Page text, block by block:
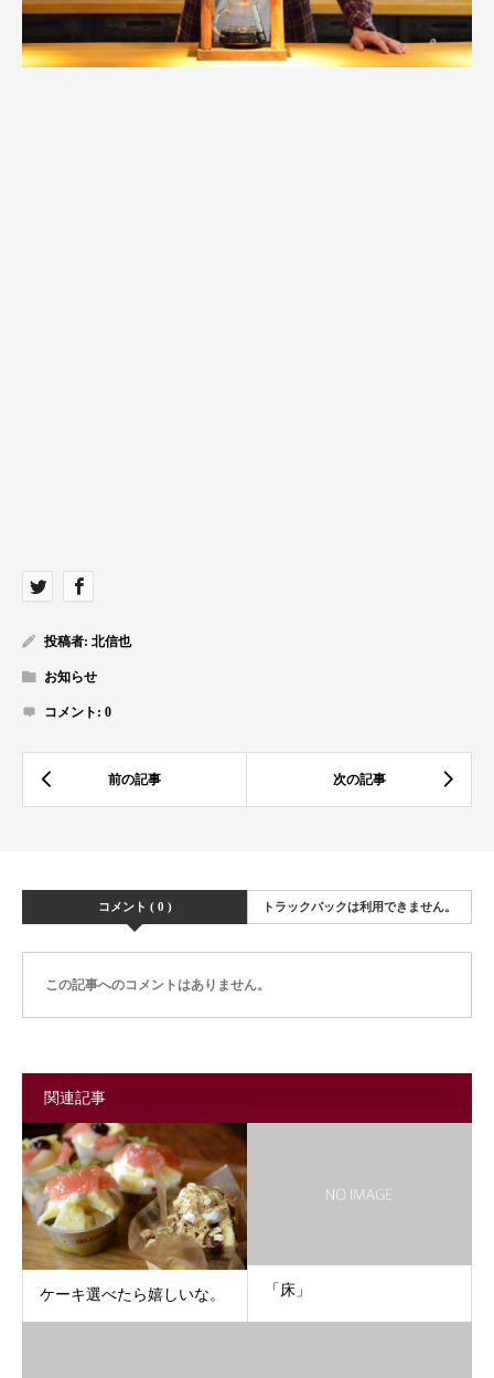
投稿者: 北信也
お知らせ
コメント: 0
コメント ( 0 ) トラックバックは利用できません。
この記事へのコメントはありません。
関連記事
ケーキ選べたら嬉しいな。 「床」